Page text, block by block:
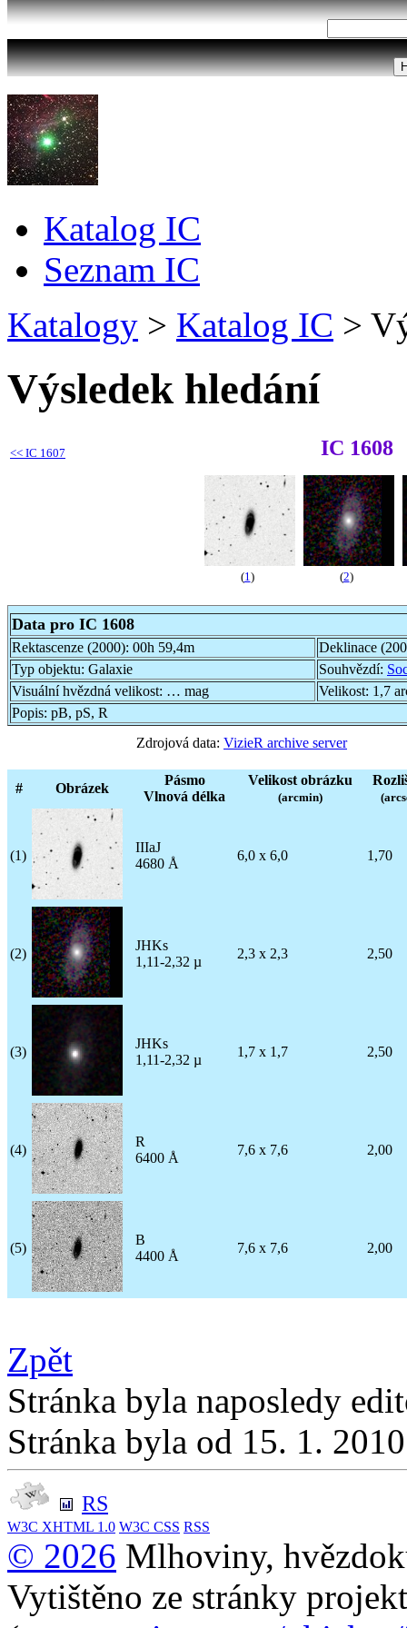
Katalog IC
Seznam IC
Katalogy > Katalog IC >
Výsledek hledání
<< IC 1607 IC 1608
(1 ) (2)
Data pro IC 1608
Rektascenze (2000): 00h 59,4m
Deklinace
Typ objektu: Galaxie Souhvězdí:
Visuální hvězdná velikost: … mag Velikost: 1,7
Popis: pB, pS, R
Zdrojová data: VizieR archive server
# Obrázek
Pásmo
Vlnová délka
Velikost obrázku
(arcmin)
(1)
IIIaJ
4680 Å
6,0 x 6,0 1,70
(2)
JHKs
1,11-2,32 µ
2,3 x 2,3 2,50
(3)
JHKs
1,11-2,32 µ
1,7 x 1,7 2,50
(4)
R
6400 Å
7,6 x 7,6 2,00
(5)
B
4400 Å
7,6 x 7,6 2,00
Zpět
Stránka byla naposledy
Stránka byla od 15. 1.
RS
W3C XHTML 1.0 W3C CSS RSS
© 2026 Mlhoviny,
Vytištěno ze stránky